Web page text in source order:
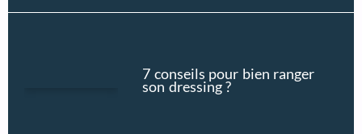
7 conseils pour bien ranger
son dressing ?